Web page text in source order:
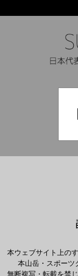
本ウェブサイト上の
本山岳・スポーツ
無断複写・転載を禁